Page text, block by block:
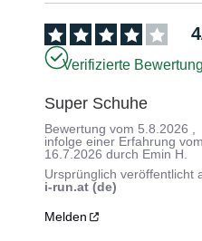
4
Verifizierte
Super Schuhe
Bewertung vom 5.8.2026 ,
infolge einer Erfahrung
16.7.2026 durch Emin H.
Ursprünglich veröffentlicht
i-run.at (de)
Melden